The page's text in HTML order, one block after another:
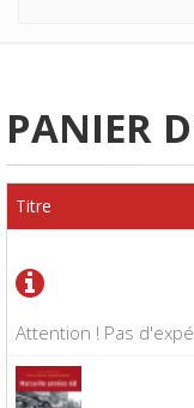
PANIER
Attention ! Pas
Titre